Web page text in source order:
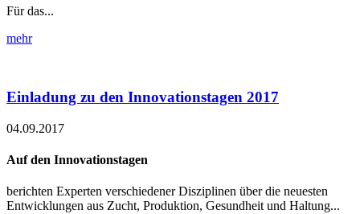
Für das...
mehr
Einladung zu den Innovationstagen 2017
04.09.2017
Auf den Innovationstagen
berichten Experten verschiedener Disziplinen über die neuesten
Entwicklungen aus Zucht, Produktion, Gesundheit und Haltung...